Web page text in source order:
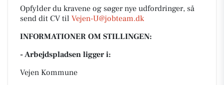
Opfylder du kravene og søger nye udfordringer, så
send dit CV til Vejen-U@jobteam.dk
INFORMATIONER OM STILLINGEN:
- Arbejdspladsen ligger i:
Vejen Kommune